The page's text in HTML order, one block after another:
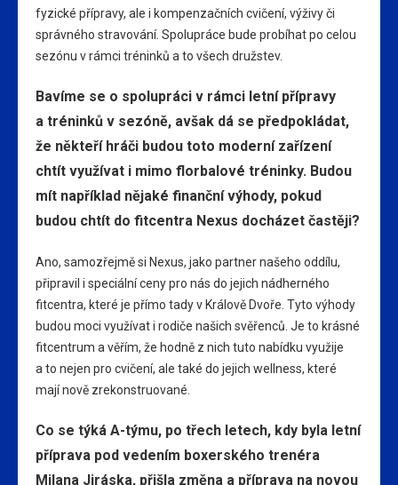
fyzické přípravy, ale i kompenzačních cvičení, výživy či
správného stravování. Spolupráce bude probíhat po celou
sezónu v rámci tréninků a to všech družstev.
Bavíme se o spolupráci v rámci letní přípravy
a tréninků v sezóně, avšak dá se předpokládat,
že někteří hráči budou toto moderní zařízení
chtít využívat i mimo florbalové tréninky. Budou
mít například nějaké finanční výhody, pokud
budou chtít do fitcentra Nexus docházet častěji?
Ano, samozřejmě si Nexus, jako partner našeho oddílu,
připravil i speciální ceny pro nás do jejich nádherného
fitcentra, které je přímo tady v Králově Dvoře. Tyto výhody
budou moci využívat i rodiče našich svěřenců. Je to krásné
fitcentrum a věřím, že hodně z nich tuto nabídku využije
a to nejen pro cvičení, ale také do jejich wellness, které
mají nově zrekonstruované.
Co se týká A-týmu, po třech letech, kdy byla letní
příprava pod vedením boxerského trenéra
Milana Jiráska, přišla změna a příprava na novou